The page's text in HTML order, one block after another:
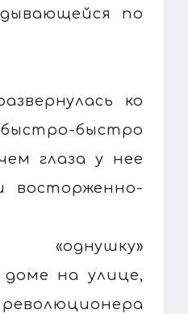
по
ко
быстро
глаза у нее
восторженно-
на улице,